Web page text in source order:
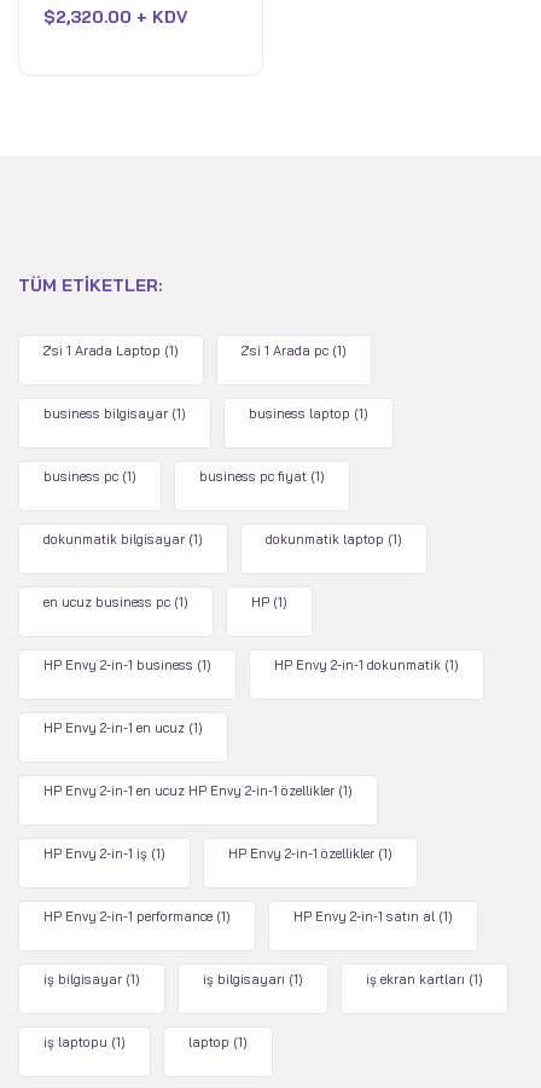
RAM - Intel Arc - 1 TB
aldı
$2,320.00 + KDV
TÜM ETIKETLER:
2'si 1 Arada Laptop (1) 2'si 1 Arada pc (1)
business bilgisayar (1) business laptop (1)
business pc (1) business pc fiyat (1)
dokunmatik bilgisayar (1) dokunmatik laptop (1)
en ucuz business pc (1) HP (1)
HP Envy 2-in-1 business (1) HP Envy 2-in-1 dokunmatik (1)
HP Envy 2-in-1 en ucuz (1)
HP Envy 2-in-1 en ucuz HP Envy 2-in-1 özellikler (1)
HP Envy 2-in-1 iş (1) HP Envy 2-in-1 özellikler (1)
HP Envy 2-in-1 performance (1) HP Envy 2-in-1 satın al (1)
iş bilgisayar (1) iş bilgisayarı (1) iş ekran kartları (1)
iş laptopu (1) laptop (1)